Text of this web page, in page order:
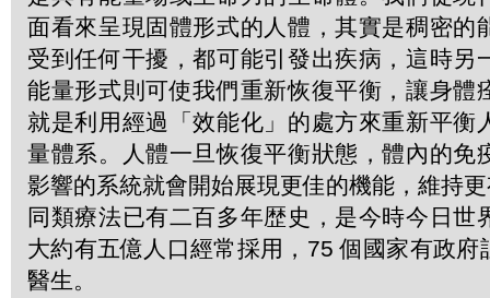
面看來呈現固體形式的人體，其實是稠密的
受到任何干擾，都可能引發出疾病，這時另
能量形式則可使我們重新恢復平衡，讓身體
就是利用經過「效能化」的處方來重新平衡
量體系。人體一旦恢復平衡狀態，體內的免
影響的系統就會開始展現更佳的機能，維持
同類療法已有二百多年歴史，是今時今日世
大約有五億人口經常採用，75 個國家有政府
醫生。